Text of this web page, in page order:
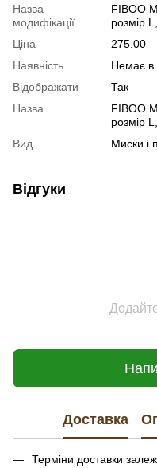
Назва
модифікації
FIBOO
розмір
Ціна
275.00
Наявність
Немає в
Відображати
Так
Назва
FIBOO
розмір
Вид
Миски і
Відгуки
Доставка
Терміни доставки